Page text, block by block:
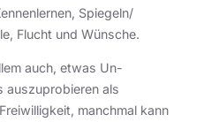
Spiegeln/
Flucht und Wünsche.
auch, etwas Un-
auszuprobieren als
manchmal kann